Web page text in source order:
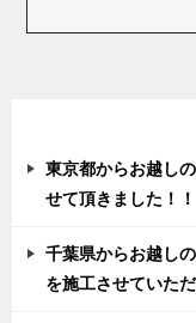
東京都からお越し
せて頂きました！！
千葉県からお越し
を施工させていた